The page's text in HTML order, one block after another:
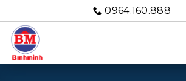
qua
nội
dung
0964.160.888